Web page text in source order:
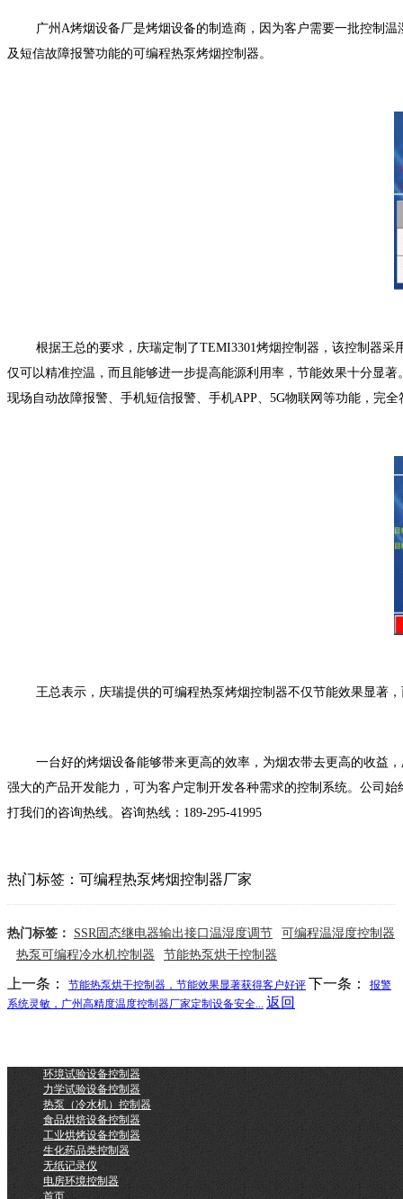
广州A烤烟设备厂是烤烟设备的制造商，因为客户需要一批控制
及短信故障报警功能的可编程热泵烤烟控制器。
根据王总的要求，庆瑞定制了TEMI3301烤烟控制器，该控制器
仅可以精准控温，而且能够进一步提高能源利用率，节能效果十分显
现场自动故障报警、手机短信报警、手机APP、5G物联网等功能，完
王总表示，庆瑞提供的可编程热泵烤烟控制器不仅节能效果显著
一台好的烤烟设备能够带来更高的效率，为烟农带去更高的收益
强大的产品开发能力，可为客户定制开发各种需求的控制系统。公司
打我们的咨询热线。咨询热线：189-295-41995
热门标签：可编程热泵烤烟控制器厂家
热门标签： SSR固态继电器输出接口温湿度调节
可编程温湿度控制器
热泵可编程冷水机控制器
节能热泵烘干控制器
上一条： 节能热泵烘干控制器，节能效果显著获得客户好评 下一条：
报警
系统灵敏，广州高精度温度控制器厂家定制设备安全... 返回
环境试验设备控制器
力学试验设备控制器
热泵（冷水机）控制器
食品烘焙设备控制器
工业烘烤设备控制器
生化药品类控制器
无纸记录仪
电房环境控制器
首页